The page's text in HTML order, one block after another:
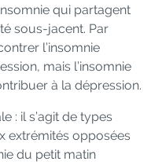
qui partagent
sous-jacent. Par
l’insomnie
mais l’insomnie
à la dépression.
: il s’agit de types
extrémités opposées
du petit matin